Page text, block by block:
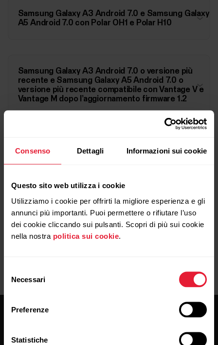
Consenso Dettagli Informazioni sui cookie
Questo sito web utilizza i cookie
Utilizziamo i cookie per offrirti la migliore esperienza e gli
annunci più importanti. Puoi permettere o rifiutare l’uso
dei cookie cliccando sui pulsanti. Scopri di più sui cookie
nella nostra politica sui cookie
delNecessari
Preferenze
Statistiche
Samsung Galaxy A3 Android 7.0 e Samsung Galaxy
A5 Android 7.0 con Polar OH1 e Polar H10
Samsung Galaxy A3 Android 7.0 o versione più
recente e Samsung Galaxy A5 Android 7.0 o
versione più recente compatibile con Vantage V e
Vantage M dopo l’aggiornamento firmware 1.2
OnePlus 2 (A2003) Android 6.0.1 con Polar
Vantage V e Vantage M
Motorola Moto G8 Power